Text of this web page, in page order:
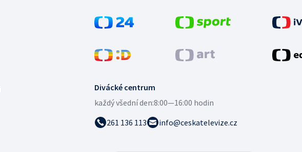
Divácké centrum
každý všední den:8:00—16:00 hodin
261 136 113
info@ceskatelevize.cz